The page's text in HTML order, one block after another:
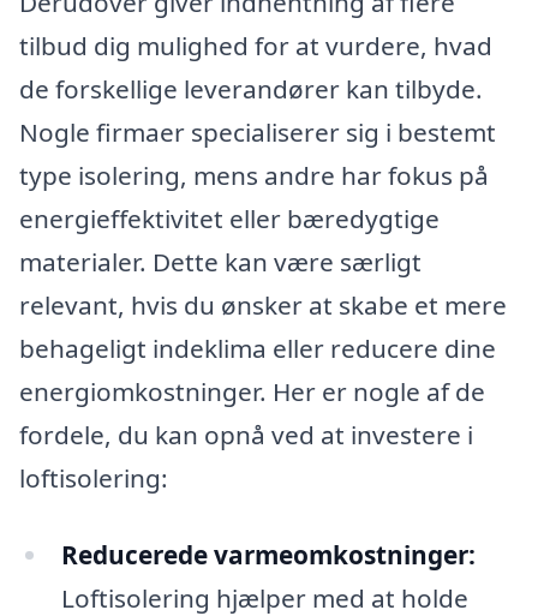
tilbud dig mulighed for at vurdere, hvad
de forskellige leverandører kan tilbyde.
Nogle firmaer specialiserer sig i bestemt
type isolering, mens andre har fokus på
energieffektivitet eller bæredygtige
materialer. Dette kan være særligt
relevant, hvis du ønsker at skabe et mere
behageligt indeklima eller reducere dine
energiomkostninger. Her er nogle af de
fordele, du kan opnå ved at investere i
loftisolering:
Reducerede varmeomkostninger:
Loftisolering hjælper med at holde